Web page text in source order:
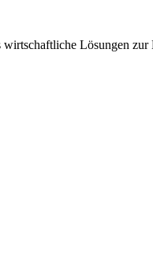
Lösungen